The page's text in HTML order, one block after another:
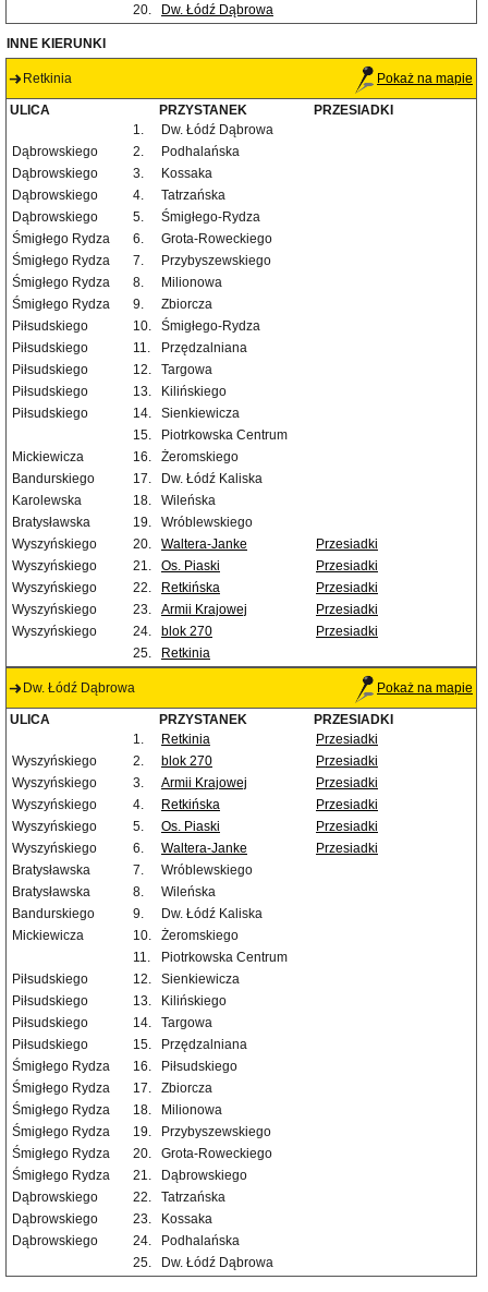
20.
Dw. Łódź Dąbrowa
INNE KIERUNKI
Retkinia Pokaż na mapie
ULICA PRZYSTANEK
PRZESIADKI
1.
Dw. Łódź Dąbrowa
Dąbrowskiego
2.
Podhalańska
Dąbrowskiego
3.
Kossaka
Dąbrowskiego
4.
Tatrzańska
Dąbrowskiego
5.
Śmigłego-Rydza
Śmigłego Rydza
6.
Grota-Roweckiego
Śmigłego Rydza
7.
Przybyszewskiego
Śmigłego Rydza
8.
Milionowa
Śmigłego Rydza
9.
Zbiorcza
Piłsudskiego
10.
Śmigłego-Rydza
Piłsudskiego
11.
Przędzalniana
Piłsudskiego
12.
Targowa
Piłsudskiego
13.
Kilińskiego
Piłsudskiego
14.
Sienkiewicza
15.
Piotrkowska Centrum
Mickiewicza
16.
Żeromskiego
Bandurskiego
17.
Dw. Łódź Kaliska
Karolewska
18.
Wileńska
Bratysławska
19.
Wróblewskiego
Wyszyńskiego
20. Waltera-Janke
Przesiadki
Wyszyńskiego
21. Os. Piaski
Przesiadki
Wyszyńskiego
22. Retkińska
Przesiadki
Wyszyńskiego
23. Armii Krajowej
Przesiadki
Wyszyńskiego
24. blok 270
Przesiadki
25.
Retkinia
Dw. Łódź Dąbrowa Pokaż na mapie
ULICA PRZYSTANEK
PRZESIADKI
1.
Retkinia
Przesiadki
Wyszyńskiego
2. blok 270
Przesiadki
Wyszyńskiego
3. Armii Krajowej
Przesiadki
Wyszyńskiego
4. Retkińska
Przesiadki
Wyszyńskiego
5. Os. Piaski
Przesiadki
Wyszyńskiego
6. Waltera-Janke
Przesiadki
Bratysławska
7.
Wróblewskiego
Bratysławska
8.
Wileńska
Bandurskiego
9.
Dw. Łódź Kaliska
Mickiewicza
10.
Żeromskiego
11.
Piotrkowska Centrum
Piłsudskiego
12.
Sienkiewicza
Piłsudskiego
13.
Kilińskiego
Piłsudskiego
14.
Targowa
Piłsudskiego
15.
Przędzalniana
Śmigłego Rydza
16.
Piłsudskiego
Śmigłego Rydza
17.
Zbiorcza
Śmigłego Rydza
18.
Milionowa
Śmigłego Rydza
19.
Przybyszewskiego
Śmigłego Rydza
20.
Grota-Roweckiego
Śmigłego Rydza
21.
Dąbrowskiego
Dąbrowskiego
22.
Tatrzańska
Dąbrowskiego
23.
Kossaka
Dąbrowskiego
24.
Podhalańska
25.
Dw. Łódź Dąbrowa